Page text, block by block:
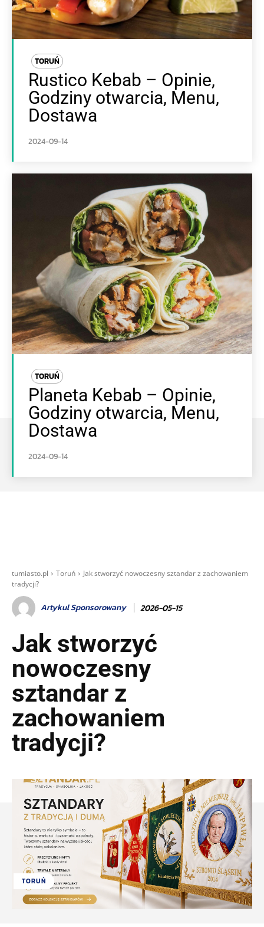
TORUŃ
Rustico Kebab – Opinie,
Godziny otwarcia, Menu,
Dostawa
2024-09-14
TORUŃ
Planeta Kebab – Opinie,
Godziny otwarcia, Menu,
Dostawa
2024-09-14